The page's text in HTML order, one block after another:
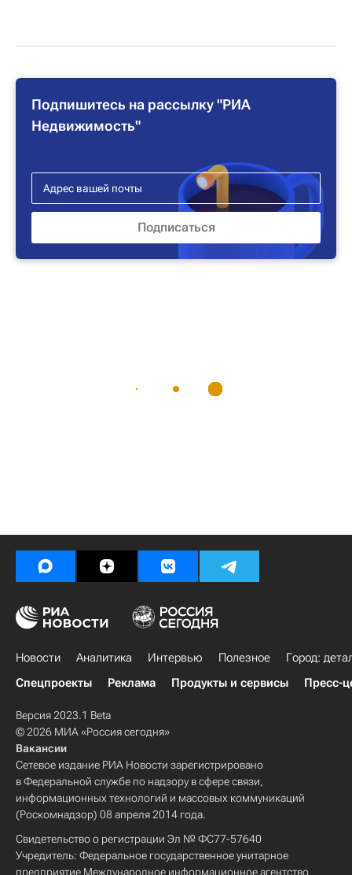
Подпишитесь на рассылку "РИА
Недвижимость"
Новости Аналитика Интервью Полезное
Город:
Спецпроекты
Реклама Продукты и сервисы Пресс-
Версия 2023.1 Beta
© 2026 МИА «Россия сегодня»
Вакансии
Сетевое издание РИА Новости зарегистрировано
в Федеральной службе по надзору в сфере связи,
информационных технологий и массовых коммуникаций
(Роскомнадзор) 08 апреля 2014 года.
Свидетельство о регистрации Эл № ФС77-57640
Учредитель: Федеральное государственное унитарное
предприятие Международное информационное агентство